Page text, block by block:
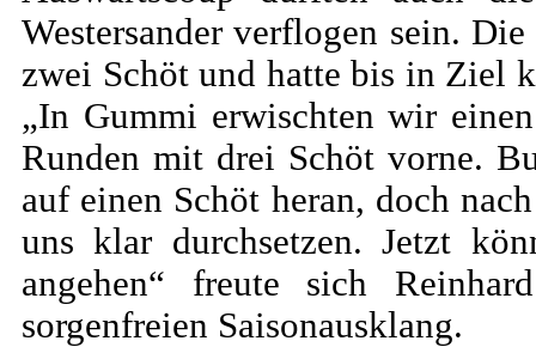
Westersander verflogen sein.
zwei Schöt und hatte bis in Ziel
„In Gummi erwischten wir
Runden mit drei Schöt vorne.
auf einen Schöt heran, doch
uns klar durchsetzen. Jetzt
angehen“ freute sich
sorgenfreien Saisonausklang.